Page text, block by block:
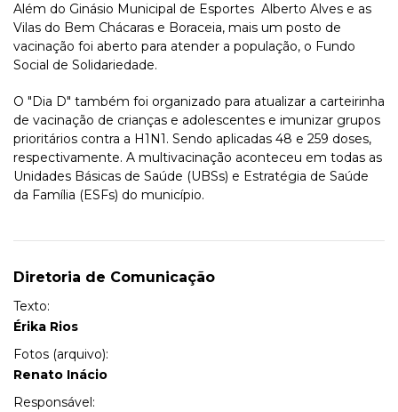
Além do Ginásio Municipal de Esportes Alberto Alves e as
Vilas do Bem Chácaras e Boraceia, mais um posto de
vacinação foi aberto para atender a população, o Fundo
Social de Solidariedade.
O "Dia D" também foi organizado para atualizar a carteirinha
de vacinação de crianças e adolescentes e imunizar grupos
prioritários contra a H1N1. Sendo aplicadas 48 e 259 doses,
respectivamente. A multivacinação aconteceu em todas as
Unidades Básicas de Saúde (UBSs) e Estratégia de Saúde
da Família (ESFs) do município.
Diretoria de Comunicação
Texto:
Érika Rios
Fotos (arquivo):
Renato Inácio
Responsável: